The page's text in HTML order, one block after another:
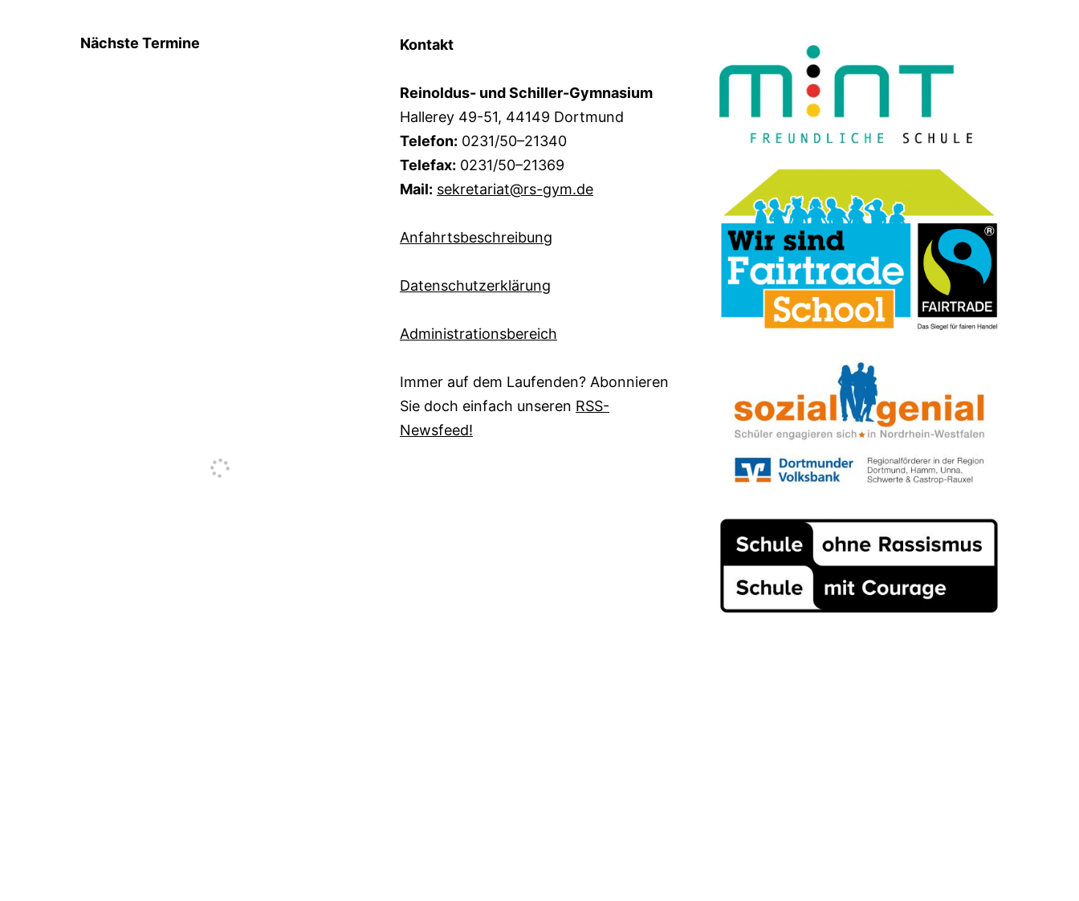
Nächste Termine Kontakt
Reinoldus- und Schiller-Gymnasium
Hallerey 49-51, 44149 Dortmund
Telefon: 0231/50–21340
Telefax: 0231/50–21369
Mail: sekretariat@rs-gym.de
Anfahrtsbeschreibung
Datenschutzerklärung
Administrationsbereich
Immer auf dem Laufenden? Abonnieren
Sie doch einfach unseren RSS-
Newsfeed!